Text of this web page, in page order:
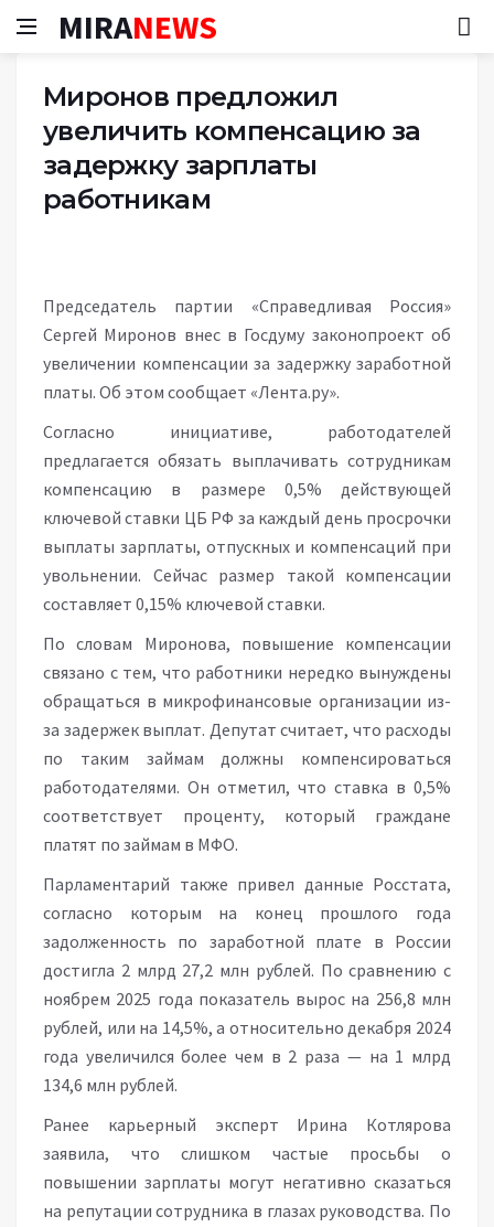
MIRANEWS
Миронов предложил
увеличить компенсацию за
задержку зарплаты
работникам
Председатель партии «Справедливая Россия»
Сергей Миронов внес в Госдуму законопроект об
увеличении компенсации за задержку заработной
платы. Об этом сообщает «Лента.ру».
Согласно инициативе, работодателей
предлагается обязать выплачивать сотрудникам
компенсацию в размере 0,5% действующей
ключевой ставки ЦБ РФ за каждый день просрочки
выплаты зарплаты, отпускных и компенсаций при
увольнении. Сейчас размер такой компенсации
составляет 0,15% ключевой ставки.
По словам Миронова, повышение компенсации
связано с тем, что работники нередко вынуждены
обращаться в микрофинансовые организации из-
за задержек выплат. Депутат считает, что расходы
по таким займам должны компенсироваться
работодателями. Он отметил, что ставка в 0,5%
соответствует проценту, который граждане
платят по займам в МФО.
Парламентарий также привел данные Росстата,
согласно которым на конец прошлого года
задолженность по заработной плате в России
достигла 2 млрд 27,2 млн рублей. По сравнению с
ноябрем 2025 года показатель вырос на 256,8 млн
рублей, или на 14,5%, а относительно декабря 2024
года увеличился более чем в 2 раза — на 1 млрд
134,6 млн рублей.
Ранее карьерный эксперт Ирина Котлярова
заявила, что слишком частые просьбы о
повышении зарплаты могут негативно сказаться
на репутации сотрудника в глазах руководства. По